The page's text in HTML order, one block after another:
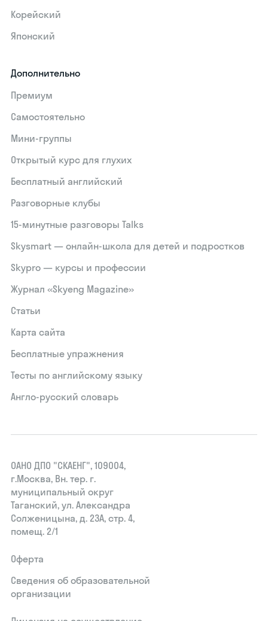
Корейский
Японский
Дополнительно
Премиум
Самостоятельно
Мини-группы
Открытый курс для глухих
Бесплатный английский
Разговорные клубы
15‑минутные разговоры Talks
Skysmart — онлайн-школа для детей и подростков
Skypro — курсы и профессии
Журнал «Skyeng Magazine»
Статьи
Карта сайта
Бесплатные упражнения
Тесты по английскому языку
Англо-русский словарь
ОАНО ДПО "СКАЕНГ", 109004,
г.Москва, Вн. тер. г.
муниципальный округ
Таганский, ул. Александра
Солженицына, д. 23А, стр. 4,
помещ. 2/1
Оферта
Сведения об образовательной
организации